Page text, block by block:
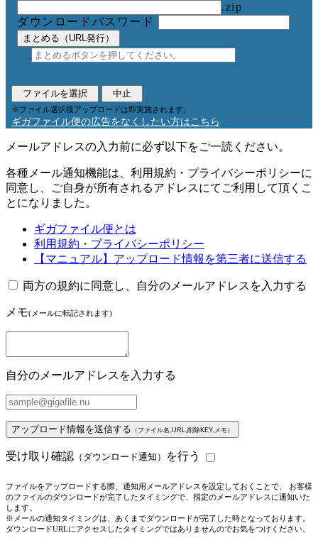
.zip
ダウンロードパスワード
まとめる（URL発行）
ファイルを選択 中止
※ファイル選択後アップロードは即実施されます。
ギガファイル便の広告をなくしたい方はこちら
メールアドレスの入力前に必ず以下をご一読ください。
各種メール通知機能は、利用規約・プライバシーポリシーに
同意し、ご自身が所有されるアドレスにてご利用して頂くこ
とになりました。
ギガファイル便とは
利用規約・プライバシーポリシー
【マニュアル】アップロード情報を第三者に送信する
両方の規約に同意し、自分のメールアドレスを入力する
メモ(メールに転記されます)
自分のメールアドレスを入力する
アップロード情報を送信する （ファイル名,URL,削除KEY,メモ）
受け取り確認 （ダウンロード通知） を行う
ファイルをアップロードする際、通知用メールアドレスを設定しておくことで、 お客様
のファイルのダウンロードが完了したタイミングで、指定のメールアドレスに通知いた
します。
※メールの通知タイミングは、あくまでダウンロードが完了した時となっております。
ダウンロードURLにアクセスしたタイミングではありませんのでお気をつけください。